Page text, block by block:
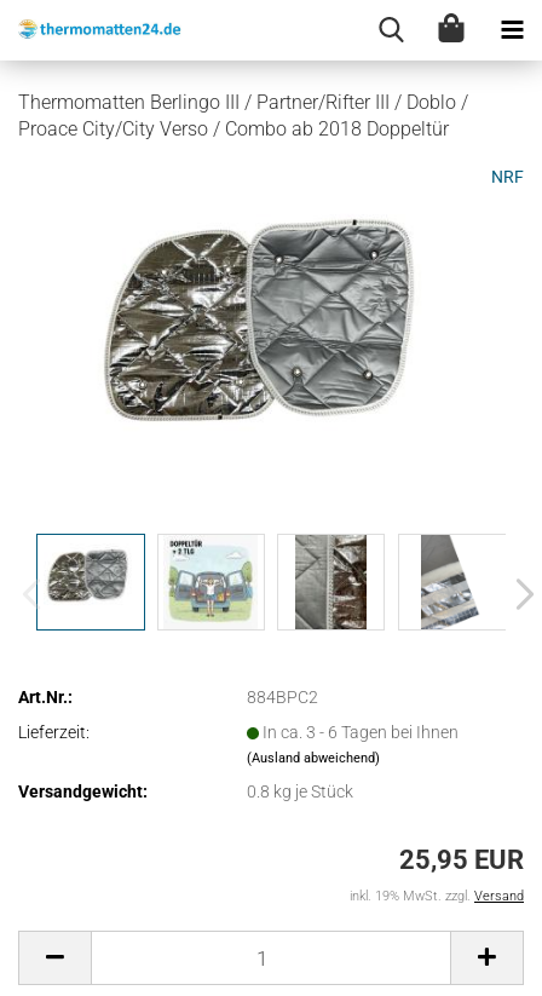
Thermomatten Berlingo III / Partner/Rifter III / Doblo /
Proace City/City Verso / Combo ab 2018 Doppeltür
NRF
Art.Nr.:
884BPC2
Lieferzeit:
In ca. 3 - 6 Tagen bei Ihnen
(Ausland abweichend)
Versandgewicht: 0.8 kg je Stück
25,95 EUR
inkl. 19% MwSt. zzgl. Versand